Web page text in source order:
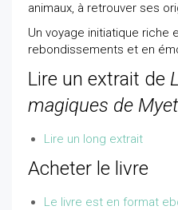
animaux, à retrouver ses
Un voyage initiatique riche
rebondissements et en
Lire un extrait de
magiques de
Lire un long extrait
Acheter le livre
Le livre est en format